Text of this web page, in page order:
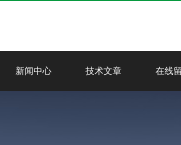
新闻中心 技术文章 在线